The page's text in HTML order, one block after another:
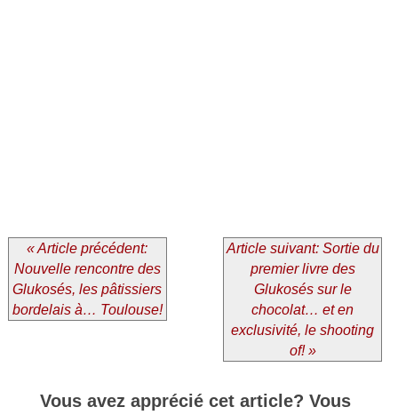
« Article précédent:
Nouvelle rencontre des
Glukosés, les pâtissiers
bordelais à… Toulouse!
Article suivant: Sortie du
premier livre des
Glukosés sur le
chocolat… et en
exclusivité, le shooting
of! »
Vous avez apprécié cet article? Vous